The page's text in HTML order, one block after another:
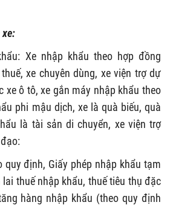
xe:
Xe nhập khẩu theo hợp đồng
xe chuyên dùng, xe viện trợ dự
xe ô tô, xe gắn máy nhập khẩu theo
phi mậu dịch, xe là quà biếu, quà
là tài sản di chuyển, xe viện trợ
quy định, Giấy phép nhập khẩu tạm
lai thuế nhập khẩu, thuế tiêu thụ đặc
hàng nhập khẩu (theo quy định